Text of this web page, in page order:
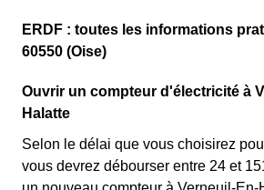
premiers KWh de chaque mois sont
permettent ainsi de réduire sa facture
Ce tarif existe chez la plupart des
d'électricité de France et est
Vernoliens éligibles. 💡🏠
clients Vernoliens l'ayant choisie
différencie deux tarifs : pendant 22
l'électricité est quatre fois plus cher,
autres jours de l'année, le prix est
ERDF : toutes les informations
60550 (Oise)
Ouvrir un compteur d'électricité à
Halatte
Selon le délai que vous choisirez
vous devrez débourser entre 24 et